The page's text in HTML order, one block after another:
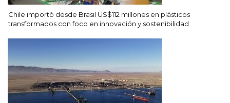
Chile importó desde Brasil US$112 millones en plásticos
transformados con foco en innovación y sostenibilidad